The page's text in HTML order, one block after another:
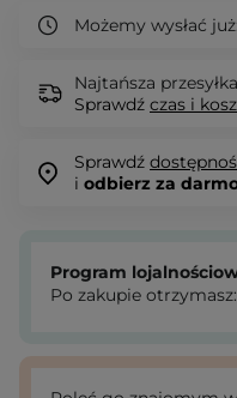
Możemy wysłać już:
Najtańsza
Sprawdź czas i
Sprawdź
i odbierz za
Program
Po zakupie otrzymasz: